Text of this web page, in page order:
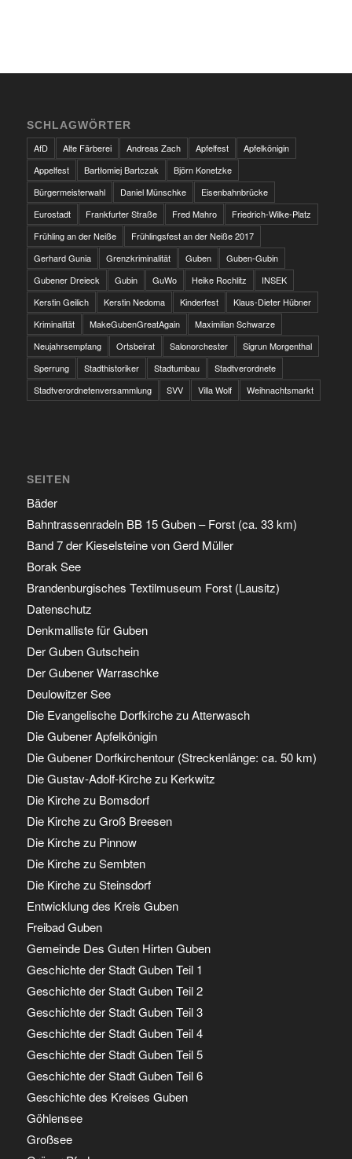
SCHLAGWÖRTER
AfD
Alte Färberei Andreas Zach Apfelfest
Apfelkönigin
Appelfest
Bartłomiej Bartczak
Björn Konetzke
Bürgermeisterwahl
Daniel Münschke
Eisenbahnbrücke
Eurostadt
Frankfurter Straße Fred Mahro
Friedrich-Wilke-Platz
Frühling an der Neiße
Frühlingsfest an der Neiße 2017
Gerhard Gunia
Grenzkriminalität Guben
Guben-Gubin
Gubener Dreieck
Gubin GuWo Heike Rochlitz
INSEK
Kerstin Geilich
Kerstin Nedoma Kinderfest
Klaus-Dieter Hübner
Kriminalität
MakeGubenGreatAgain
Maximilian Schwarze
Neujahrsempfang
Ortsbeirat Salonorchester
Sigrun Morgenthal
Sperrung
Stadthistoriker Stadtumbau
Stadtverordnete
Stadtverordnetenversammlung
SVV Villa Wolf Weihnachtsmarkt
SEITEN
Bäder
Bahntrassenradeln BB 15 Guben – Forst (ca. 33 km)
Band 7 der Kieselsteine von Gerd Müller
Borak See
Brandenburgisches Textilmuseum Forst (Lausitz)
Datenschutz
Denkmalliste für Guben
Der Guben Gutschein
Der Gubener Warraschke
Deulowitzer See
Die Evangelische Dorfkirche zu Atterwasch
Die Gubener Apfelkönigin
Die Gubener Dorfkirchentour (Streckenlänge: ca. 50 km)
Die Gustav-Adolf-Kirche zu Kerkwitz
Die Kirche zu Bomsdorf
Die Kirche zu Groß Breesen
Die Kirche zu Pinnow
Die Kirche zu Sembten
Die Kirche zu Steinsdorf
Entwicklung des Kreis Guben
Freibad Guben
Gemeinde Des Guten Hirten Guben
Geschichte der Stadt Guben Teil 1
Geschichte der Stadt Guben Teil 2
Geschichte der Stadt Guben Teil 3
Geschichte der Stadt Guben Teil 4
Geschichte der Stadt Guben Teil 5
Geschichte der Stadt Guben Teil 6
Geschichte des Kreises Guben
Göhlensee
Großsee